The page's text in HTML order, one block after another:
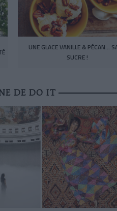
UNE GLACE VANILLE & PÉCAN…
SUCRE !
DE DO IT